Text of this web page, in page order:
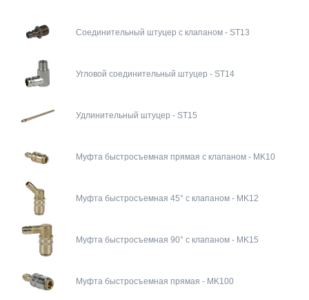
Соединительный штуцер с клапаном - ST13
Угловой соединительный штуцер - ST14
Удлинительный штуцер - ST15
Муфта быстросъемная прямая с клапаном - MK10
Муфта быстросъемная 45° с клапаном - MK12
Муфта быстросъемная 90° с клапаном - MK15
Муфта быстросъемная прямая - MK100